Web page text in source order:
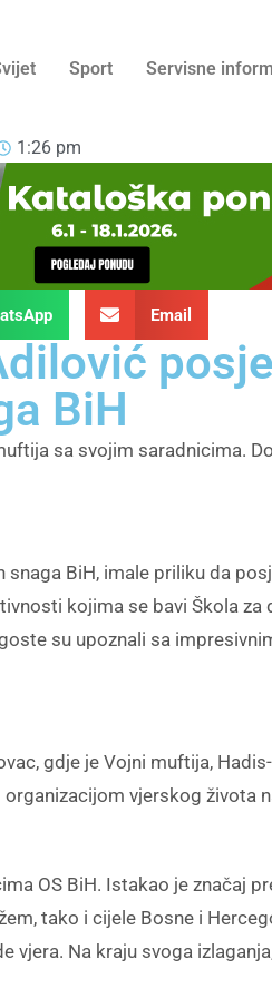
Sport Servisne
1:26 pm
Email
BiH
sa svojim saradnicima.
BiH, imale priliku da
kojima se bavi Škola za
su upoznali sa
gdje je Vojni muftija,
vjerskog života
OS BiH. Istakao je značaj
tako i cijele Bosne i
vjera. Na kraju svoga